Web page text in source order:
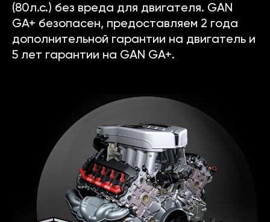
(80л.с.) без вреда для двигателя. GAN
GA+ безопасен, предоставляем 2 года
дополнительной гарантии на двигатель и
5 лет гарантии на GAN GA+.